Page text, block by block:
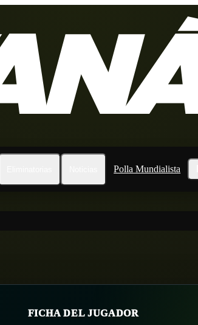
Polla Mundialista
FICHA DEL JUGADOR